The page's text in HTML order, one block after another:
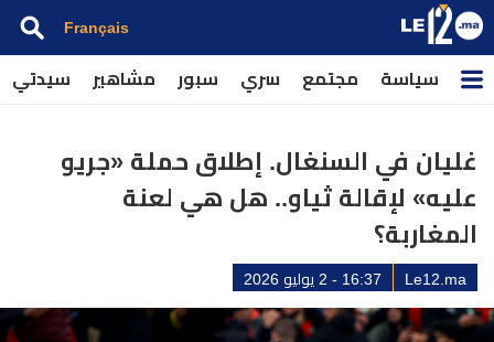
Français
سياسة مجتمع سري سبور مشاهير سيدتي
غليان في السنغال. إطلاق حملة «جريو
عليه» لإقالة ثياو.. هل هي لعنة
المغاربة؟
Le12.ma 16:37 - 2 يوليو 2026